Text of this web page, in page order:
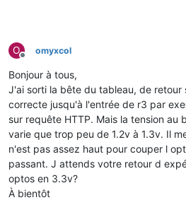
O
Offline
omyxcol
Bonjour à tous,
J'ai sorti la bête du tableau, de retour
correcte jusqu'à l'entrée de r3 par
sur requête HTTP. Mais la tension au
varie que trop peu de 1.2v à 1.3v. Il
n'est pas assez haut pour couper l
passant. J attends votre retour d
optos en 3.3v?
À bientôt